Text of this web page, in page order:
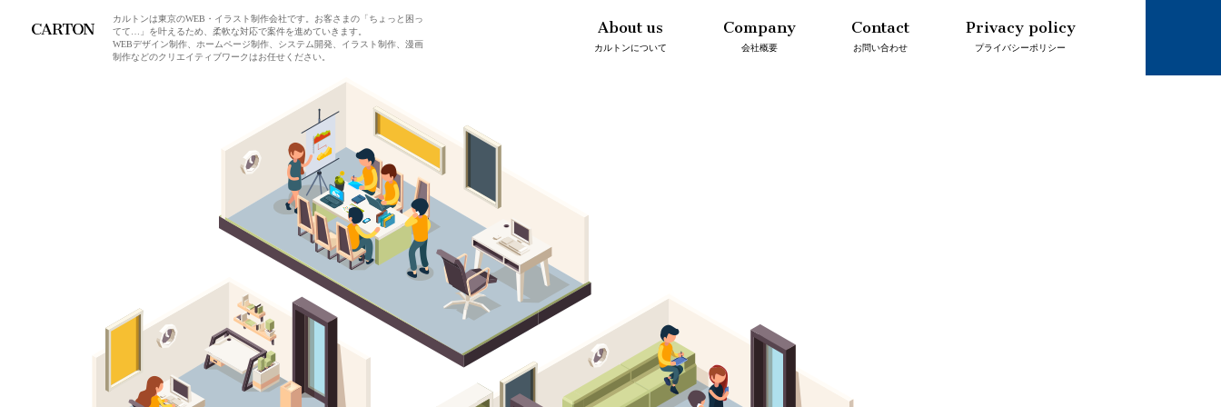
カルトンは東京のWEB・イラスト制作会社です。お客さまの「ちょっと困っ
てて…」を叶えるため、柔軟な対応で案件を進めていきます。
WEBデザイン制作、ホームページ制作、システム開発、イラスト制作、漫画
制作などのクリエイティブワークはお任せください。
About us
カルトンについて
Company
会社概要
Contact
お問い合わせ
Privacy policy
プライバシーポリシー